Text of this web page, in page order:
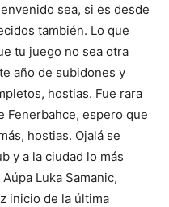
sea, si es desde
también. Lo que
tu juego no sea otra
año de subidones y
hostias. Fue rara
Fenerbahce, espero que
hostias. Ojalá se
y a la ciudad lo más
Luka Samanic,
inicio de la última